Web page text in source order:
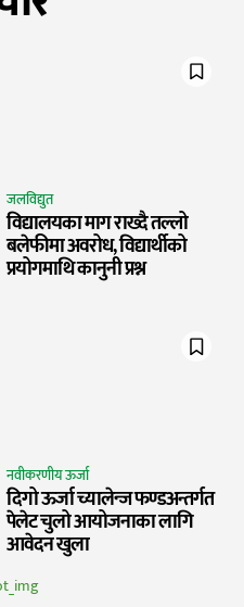
जलविद्युत
विद्यालयका माग राख्दै तल्लो
बलेफीमा अवरोध, विद्यार्थीको
प्रयोगमाथि कानुनी प्रश्न
नवीकरणीय ऊर्जा
दिगो ऊर्जा च्यालेन्ज फण्डअन्तर्गत
पेलेट चुलो आयोजनाका लागि
आवेदन खुला